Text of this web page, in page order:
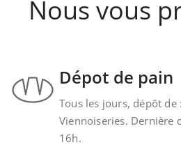
Nous vous
Dépot de pain
Tous les jours, dépôt de
Viennoiseries. Dernière
16h.